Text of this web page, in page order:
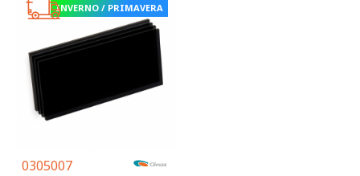
INVERNO / PRIMAVERA
0305007